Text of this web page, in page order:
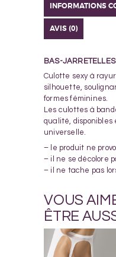
INFORMATIONS
AVIS (0)
BAS-
Culotte sexy à
silhouette,
formes féminines.
Les culottes à
qualité,
universelle.
– le produit ne
– il ne se décolore
– il ne tache pas
VOUS
ÊTRE